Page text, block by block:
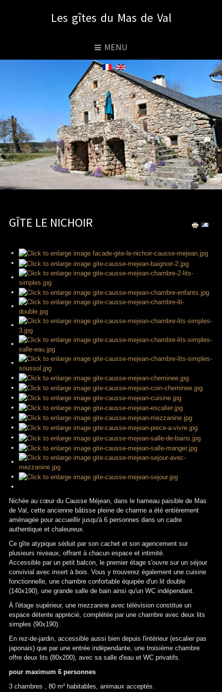
Les gîtes du Mas de Val
MENU
GÎTE LE NICHOIR
Nichée au cœur du Causse Méjean, dans le hameau paisible de Mas
de Val, cette ancienne bâtisse pleine de charme a été entièrement
aménagée pour accueillir jusqu'à 6 personnes dans un cadre
authentique et chaleureux.
Ce gîte atypique séduit par son cachet et son agencement sur
plusieurs niveaux, offrant à chacun espace et intimité.
Accessible par un petit balcon, le premier étage s'ouvre sur un séjour
convivial avec insert à bois. Vous y trouverez également une cuisine
fonctionnelle, une chambre confortable équipée d'un lit double
(140x190), une grande salle de bain ainsi qu'un WC indépendant.
À l'étage supérieur, une mezzanine avec télévision constitue un
espace détente apprécié, complétée par une chambre avec deux lits
simples (90x190).
En rez-de-jardin, accessible aussi bien depuis l'intérieur (escalier pas
japonais) que par une entrée indépendante, une troisième chambre
offre deux lits (80x200), avec sa salle d'eau et WC privatifs.
pour maximum 6 personnes
3 chambres , 80 m² habitables, animaux acceptés.